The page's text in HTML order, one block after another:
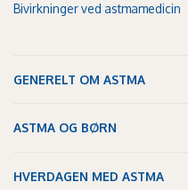
Bivirkninger ved astmamedicin
GENERELT OM ASTMA
ASTMA OG BØRN
HVERDAGEN MED ASTMA